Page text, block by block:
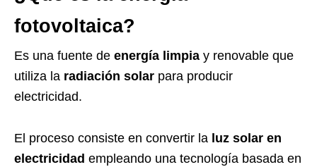
fotovoltaica?
Es una fuente de energía limpia y renovable que
utiliza la radiación solar para producir
electricidad.
El proceso consiste en convertir la luz solar en
electricidad empleando una tecnología basada en